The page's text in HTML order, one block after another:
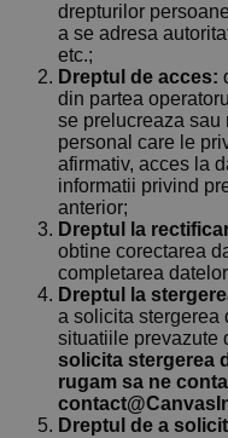
drepturilor
a se adresa
etc.;
Dreptul de acces:
din partea
se prelucreaza sau
personal care le
afirmativ, acces la
informatii privind
anterior;
Dreptul la
obtine corectarea
completarea
Dreptul la
a solicita stergerea
situatiile prevazute
solicita stergerea
rugam sa ne
Dreptul de a